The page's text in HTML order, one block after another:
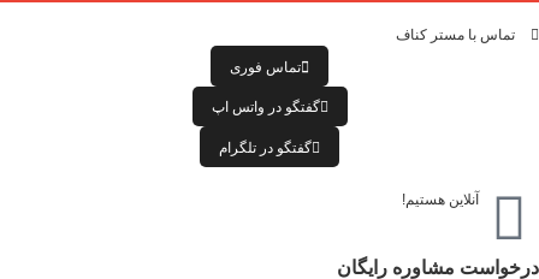
تماس با مستر کناف
تماس فوری
گفتگو در واتس اپ
گفتگو در تلگرام
آنلاین هستیم!
درخواست مشاوره رایگان